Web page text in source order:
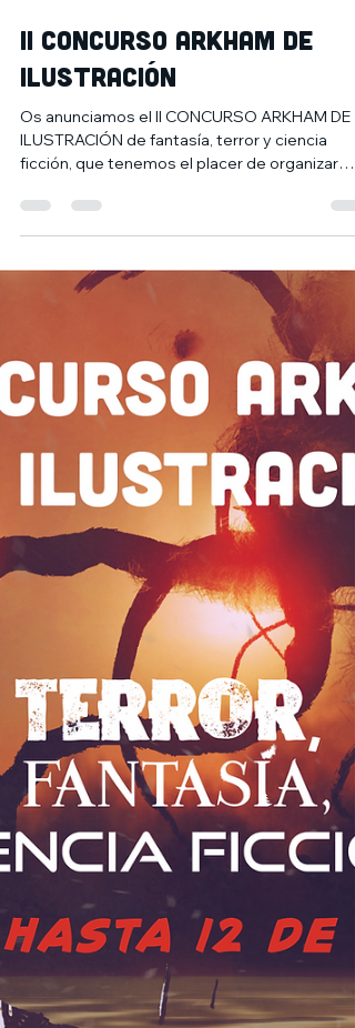
15 feb 2024 7 min de lectura
II CONCURSO ARKHAM DE
ILUSTRACIÓN
Os anunciamos el II CONCURSO ARKHAM DE
ILUSTRACIÓN de fantasía, terror y ciencia
junto al...